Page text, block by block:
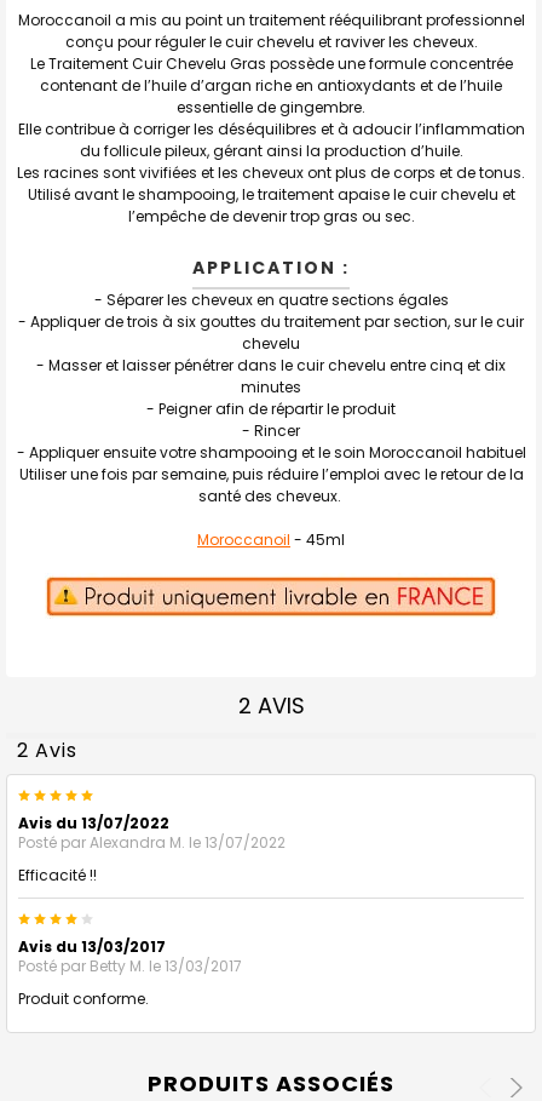
SÉLECTION
AU PANIER
Moroccanoil a mis au point un traitement rééquilibrant professionnel
conçu pour réguler le cuir chevelu et raviver les cheveux.
Le Traitement Cuir Chevelu Gras possède une formule concentrée
contenant de l’huile d’argan riche en antioxydants et de l’huile
essentielle de gingembre.
Elle contribue à corriger les déséquilibres et à adoucir l’inflammation
du follicule pileux, gérant ainsi la production d’huile.
Les racines sont vivifiées et les cheveux ont plus de corps et de tonus.
Utilisé avant le shampooing, le traitement apaise le cuir chevelu et
l’empêche de devenir trop gras ou sec.
APPLICATION :
- Séparer les cheveux en quatre sections égales
- Appliquer de trois à six gouttes du traitement par section, sur le cuir
chevelu
- Masser et laisser pénétrer dans le cuir chevelu entre cinq et dix
minutes
- Peigner afin de répartir le produit
- Rincer
- Appliquer ensuite votre shampooing et le soin Moroccanoil habituel
Utiliser une fois par semaine, puis réduire l’emploi avec le retour de la
santé des cheveux.
Moroccanoil - 45ml
2 AVIS
2 Avis
5
Avis du 13/07/2022
Posté parAlexandra M. le 13/07/2022
Efficacité !!
Avis du 13/03/2017
Posté par Betty M. le 13/03/2017
Produit conforme.
PRODUITS ASSOCIÉS